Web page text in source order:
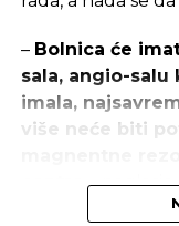
– Bolnica će
sala, angio-
imala,
više neće biti
–